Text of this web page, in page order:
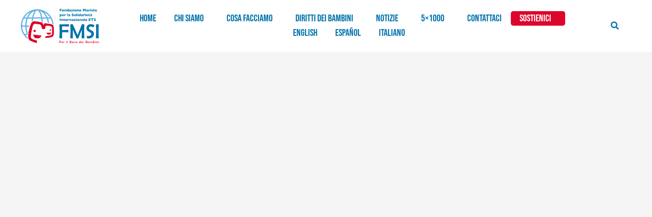
HOME CHI SIAMO COSA FACCIAMO DIRITTI DEI BAMBINI NOTIZIE 5×1000 CONTATTACI
SOSTIENICI
English
Español Italiano